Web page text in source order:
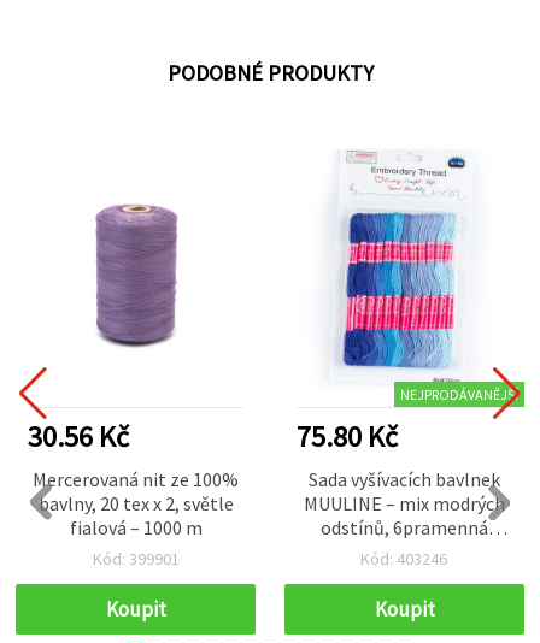
PODOBNÉ PRODUKTY
30.56 Kč
Mercerovaná nit ze 100%
bavlny, 20 tex x 2, světle
fialová – 1000 m
Kód: 399901
Koupit
NEJPRODÁVANĚJŠÍ
75.80 Kč
Sada vyšívacích bavlnek
MUULINE – mix modrých
odstínů, 6pramenná
mulina, přadénka 8 m, 12
Kód: 403246
Koupit